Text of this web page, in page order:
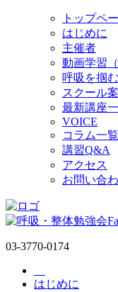
トップペ
はじめに
主催者
動画学習
呼吸を掴
スクール
最新講座
VOICE
コラム一覧
講習Q&A
アクセス
お問い合
03-3770-0174
はじめに